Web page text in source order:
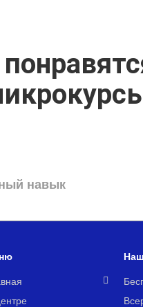
навык